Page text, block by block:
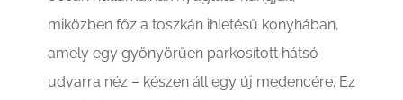
miközben főz a toszkán ihletésű konyhában,
amely egy gyönyörűen parkosított hátsó
udvarra néz – készen áll egy új medencére. Ez